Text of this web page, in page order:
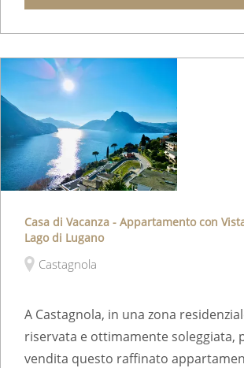
Casa di Vacanza - Appartamento con
Lago di Lugano
Castagnola
A Castagnola, in una zona
riservata e ottimamente soleggiata,
vendita questo raffinato